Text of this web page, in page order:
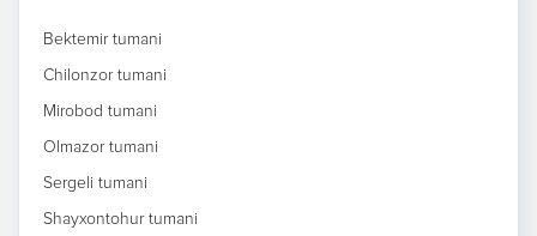
Bektemir tumani
Chilonzor tumani
Mirobod tumani
Olmazor tumani
Sergeli tumani
Shayxontohur tumani